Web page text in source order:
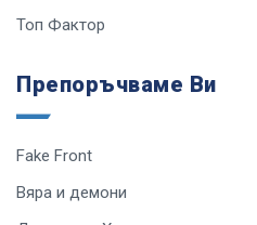
Топ Фактор
Препоръчваме Ви
Fake Front
Вяра и демони